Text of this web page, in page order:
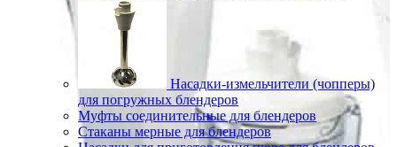
Насадки-измельчители (чопперы)
для погружных блендеров
Муфты соединительные для блендеров
Стаканы мерные для блендеров